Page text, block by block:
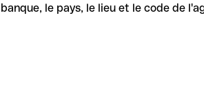
le pays, le lieu et le code de